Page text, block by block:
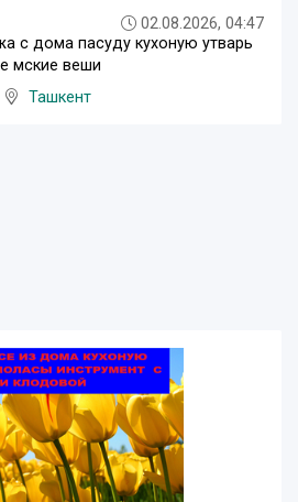
02.08.2026, 04:47
с дома пасуду кухоную утварь
мские веши
Ташкент